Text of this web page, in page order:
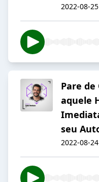
2022-08-25
Pare
aquele
seu
2022-08-24